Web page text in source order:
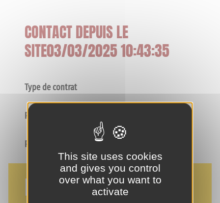
CONTACT DEPUIS LE
SITE03/03/2025 10:43:35
Type de contrat
Poste
Profil
NOS AVANTAGES
This site uses cookies
and gives you control
over what you want to
activate